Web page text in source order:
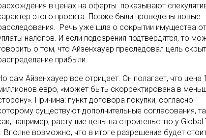
в ценах на оферты показывают
этого проекта. Позже были проведены новые
Речь уже шла о сокрытии имущества от
налогов. И если подозрения подтвердятся, то
о том, что Айзенхауер преследовал цель
прибыли.
сам Айзенхауер все отрицает. Он полагает, что цена
евро, «может быть скорректирована в
Причина: пункт договора покупки, согласно
существуют дополнительные согласования,
например, растущие цены на строительство у Global
Вполне возможно, что в итоге разрешение будет